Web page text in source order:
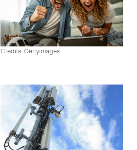
Credits: GettyImages